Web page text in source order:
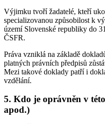
Výjimku tvoří žadatelé, kteří
specializovanou způsobilost k
území Slovenské republiky do
ČSFR.
Práva vzniklá na základě
platných právních předpisů
Mezi takové doklady patří i
vzdělání.
5. Kdo je oprávněn v
apod.)